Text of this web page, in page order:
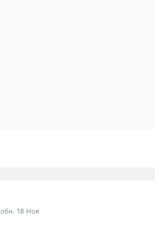
обн. 18 Ноя